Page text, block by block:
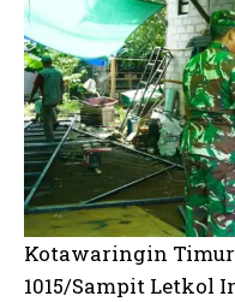
Kotawaringin
1015/Sampit Letkol